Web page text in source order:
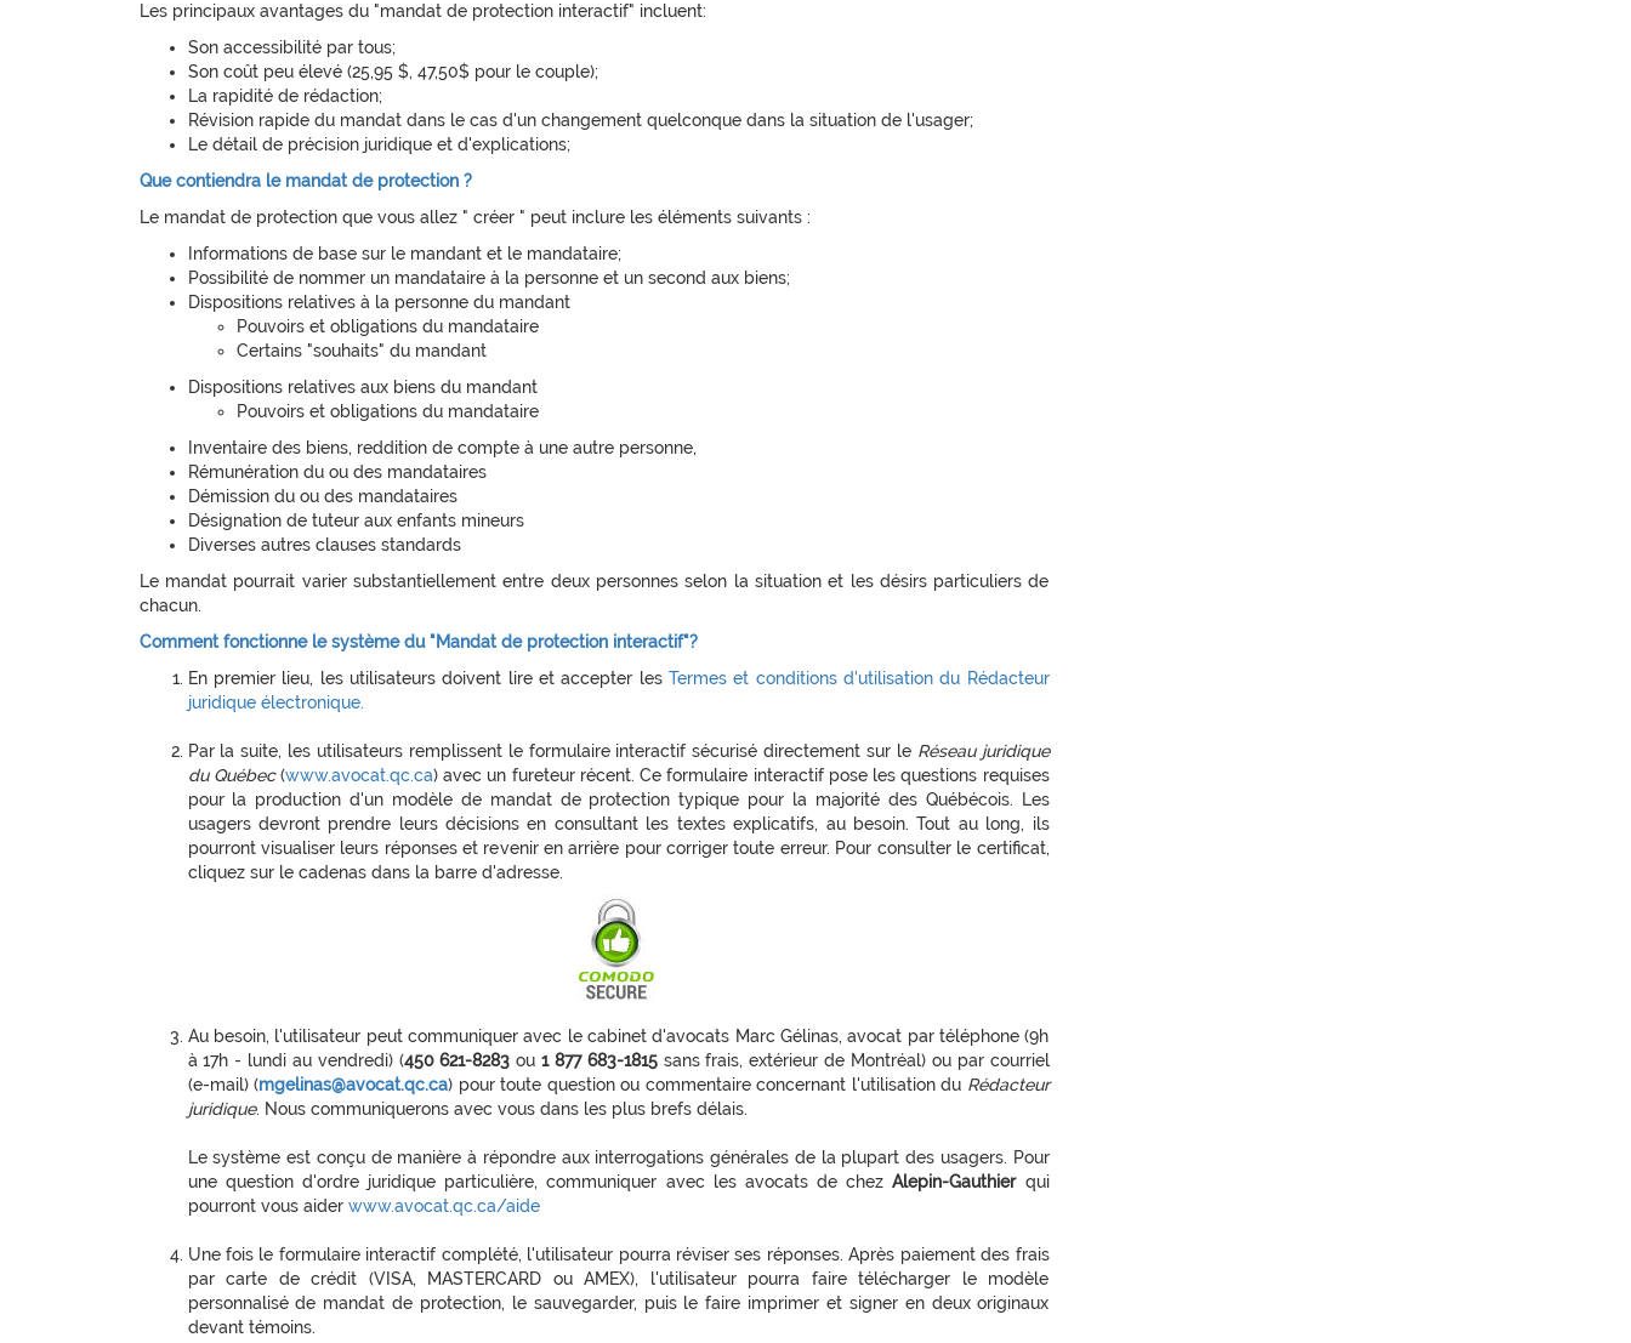
Les principaux avantages du "mandat de protection interactif" incluent:
Son accessibilité par tous;
Son coût peu élevé (25,95 $, 47,50$ pour le couple);
La rapidité de rédaction;
Révision rapide du mandat dans le cas d'un changement quelconque dans la situation de l'usager;
Le détail de précision juridique et d'explications;
Que contiendra le mandat de protection ?
Le mandat de protection que vous allez " créer " peut inclure les éléments suivants :
Informations de base sur le mandant et le mandataire;
Possibilité de nommer un mandataire à la personne et un second aux biens;
Dispositions relatives à la personne du mandant
Pouvoirs et obligations du mandataire
Certains "souhaits" du mandant
Dispositions relatives aux biens du mandant
Pouvoirs et obligations du mandataire
Inventaire des biens, reddition de compte à une autre personne,
Rémunération du ou des mandataires
Démission du ou des mandataires
Désignation de tuteur aux enfants mineurs
Diverses autres clauses standards
Le mandat pourrait varier substantiellement entre deux personnes selon la situation et les désirs particuliers de
chacun.
Comment fonctionne le système du "Mandat de protection interactif"?
En premier lieu, les utilisateurs doivent lire et accepter les Termes et conditions d'utilisation du Rédacteur
juridique électronique.
Par la suite, les utilisateurs remplissent le formulaire interactif sécurisé directement sur le Réseau juridique
du Québec(www.avocat.qc.ca) avec un fureteur récent. Ce formulaire interactif pose les questions requises
pour la production d'un modèle de mandat de protection typique pour la majorité des Québécois. Les
usagers devront prendre leurs décisions en consultant les textes explicatifs, au besoin. Tout au long, ils
pourront visualiser leurs réponses et revenir en arrière pour corriger toute erreur. Pour consulter le certificat,
cliquez sur le cadenas dans la barre d'adresse.
Au besoin, l'utilisateur peut communiquer avec le cabinet d'avocats Marc Gélinas, avocat par téléphone (9h
à 17h - lundi au vendredi) (450 621-8283 ou1 877 683-1815sans frais, extérieur de Montréal) ou par courriel
(e-mail) (mgelinas@avocat.qc.ca) pour toute question ou commentaire concernant l'utilisation du Rédacteur
juridique. Nous communiquerons avec vous dans les plus brefs délais.
Le système est conçu de manière à répondre aux interrogations générales de la plupart des usagers. Pour
une question d'ordre juridique particulière, communiquer avec les avocats de chezAlepin-Gauthierqui
pourront vous aider www.avocat.qc.ca/aide
Une fois le formulaire interactif complété, l'utilisateur pourra réviser ses réponses. Après paiement des frais
par carte de crédit (VISA, MASTERCARD ou AMEX), l'utilisateur pourra faire télécharger le modèle
personnalisé de mandat de protection, le sauvegarder, puis le faire imprimer et signer en deux originaux
devant témoins.